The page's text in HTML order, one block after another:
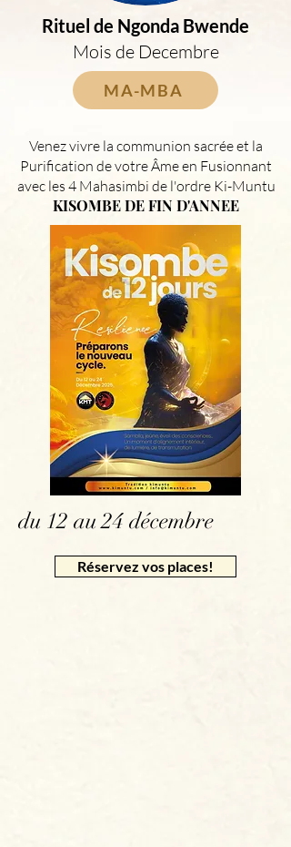
Rituel de Ngonda Bwende
Mois de Decembre
MA-MBA
Venez vivre la communion sacrée et la
Purification de votre Âme en Fusionnant
avec les 4 Mahasimbi de l'ordre Ki-Muntu
KISOMBE DE FIN D'ANNEE
du 12 au 24 décembre
Réservez vos places!